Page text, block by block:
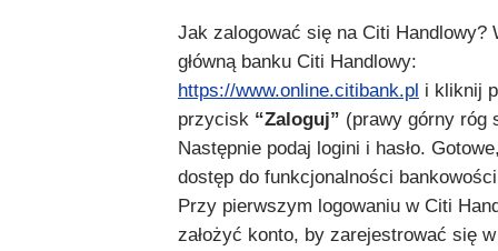
Jak zalogować się na Citi Handlowy?
główną banku Citi Handlowy:
https://www.online.citibank.pl i kliknij
przycisk “Zaloguj” (prawy górny róg
Następnie podaj logini i hasło.
dostęp do funkcjonalności
Przy pierwszym logowaniu w Citi
założyć konto, by zarejestrować się